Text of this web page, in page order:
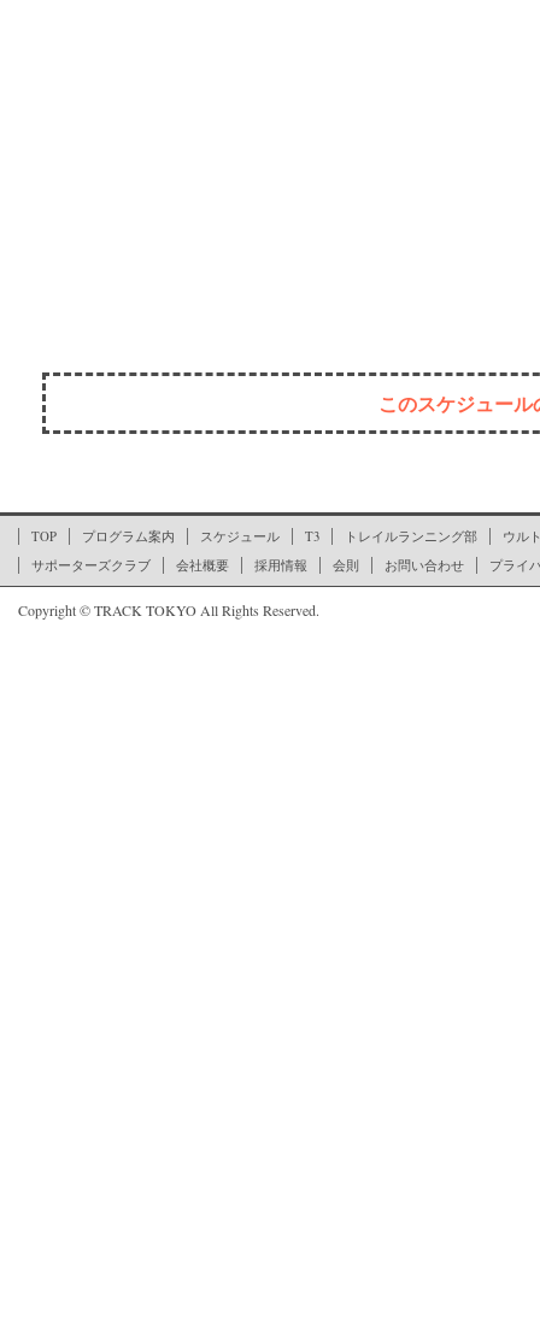
このスケジュー
TOP プログラム案内 スケジュール T3 トレイルランニング部
ウル
サポーターズクラブ
会社概要 採用情報 会則 お問い合わせ プライ
Copyright © TRACK TOKYO All Rights Reserved.